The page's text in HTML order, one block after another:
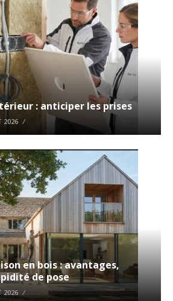
: anticiper les prises
2026
en bois : avantages,
de pose
2026